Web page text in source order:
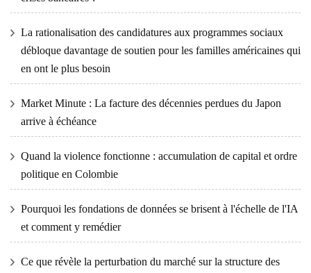
La rationalisation des candidatures aux programmes sociaux
débloque davantage de soutien pour les familles américaines qui
en ont le plus besoin
Market Minute : La facture des décennies perdues du Japon
arrive à échéance
Quand la violence fonctionne : accumulation de capital et ordre
politique en Colombie
Pourquoi les fondations de données se brisent à l'échelle de l'IA
et comment y remédier
Ce que révèle la perturbation du marché sur la structure des